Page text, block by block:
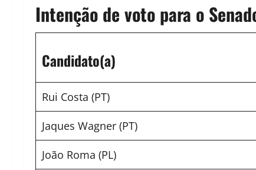
Intenção de voto para o
Candidato(a)
Rui Costa (PT)
Jaques Wagner (PT)
João Roma (PL)